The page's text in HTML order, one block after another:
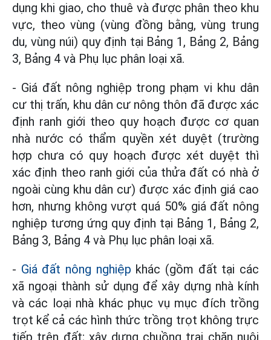
dụng khi giao, cho thuê và được phân theo khu
vực, theo vùng (vùng đồng bằng, vùng trung
du, vùng núi) quy định tại Bảng 1, Bảng 2, Bảng
3, Bảng 4 và Phụ lục phân loại xã.
- Giá đất nông nghiệp trong phạm vi khu dân
cư thị trấn, khu dân cư nông thôn đã được xác
định ranh giới theo quy hoạch được cơ quan
nhà nước có thẩm quyền xét duyệt (trường
hợp chưa có quy hoạch được xét duyệt thì
xác định theo ranh giới của thửa đất có nhà ở
ngoài cùng khu dân cư) được xác định giá cao
hơn, nhưng không vượt quá 50% giá đất nông
nghiệp tương ứng quy định tại Bảng 1, Bảng 2,
Bảng 3, Bảng 4 và Phụ lục phân loại xã.
- Giá đất nông nghiệp khác (gồm đất tại các
xã ngoại thành sử dụng để xây dựng nhà kính
và các loại nhà khác phục vụ mục đích trồng
trọt kể cả các hình thức trồng trọt không trực
tiếp trên đất; xây dựng chuồng trại chăn nuôi